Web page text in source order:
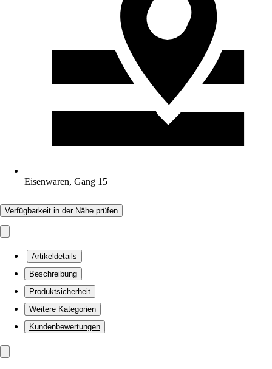
Eisenwaren, Gang 15
Verfügbarkeit in der Nähe prüfen
Artikeldetails
Beschreibung
Produktsicherheit
Weitere Kategorien
Kundenbewertungen